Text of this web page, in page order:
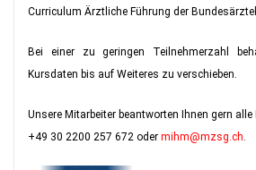
Curriculum Ärztliche Führung der
Bei einer zu geringen Teilnehmerzahl
Kursdaten bis auf Weiteres zu verschieben.
Unsere Mitarbeiter beantworten Ihnen gern
+49 30 2200 257 672 oder mihm@mzsg.ch.